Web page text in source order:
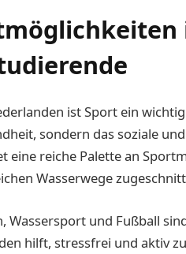
ist Sport ein
sondern das soziale
eine reiche Palette an
Wasserwege
Wassersport und Fußball
hilft, stressfrei und aktiv